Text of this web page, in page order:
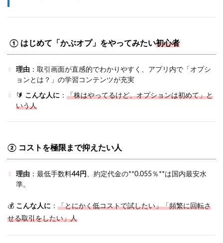
① はじめて「かぶオプ」をやってみたい初心者
理由 ：取引画面が直感的でわかりやすく、アプリ内で「オプシ
ョンとは？」の学習コンテンツが充実
🔰 こんな人に ： 「株はやってるけど、オプションは初めて」と
いう人
② コストを極限まで抑えたい人
理由 ：最低手数料44円 、約定代金の**0.055％**は国内最安水
準。
💰 こんな人に ： 「とにかく低コストで試したい」「頻繁に回転さ
せる取引をしたい」人